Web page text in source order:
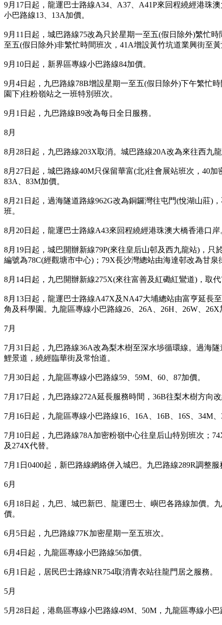
9月17日起，龍運巴士路線A34、A37、A41P來回程繞經港珠
小巴路線13、13A加價。
9月11日起，城巴路線75改為只於星期一至五(假日除外)繁忙
至五(假日除外)非繁忙時間班次，41A增設黃竹坑道業興街至
9月10日起，新界區專線小巴路線84加價。
9月4日起，九巴路線78B增設星期一至五(假日除外)下午繁忙
園下)往粉嶺站之一班特別班次。
9月1日起，九巴路線B9改為每日全日服務。
8月
8月28日起，九巴路線203X取消。城巴路線20A改為來往西九
8月27日起，城巴路線40M只保留華富(北)往會展站班次，40
83A、83M加價。
8月21日起，過海隧道路線962G改為銅鑼灣往屯門(悅湖山莊)
班。
8月20日起，龍運巴士路線A43來回程繞經港珠澳大橋香港口
8月19日起，城巴開辦新線79P(來往皇后山邨及西九龍站)，
編號為78C(經觀塘市中心)；79X長沙灣總站由海達邨改為甘
8月14日起，九巴開辦新線275X(來往富善及紅磡紅鸞道)，取
8月13日起，龍運巴士路線A47X及NA47大埔總站由富亨延長
角及科學園。九龍區專線小巴路線26、26A、26H、26W、26X
7月
7月31日起，九巴路線36A改為梨木樹至深水埗循環線。過海
鯉景道，繞經臨華街及常怡道。
7月30日起，九龍區專線小巴路線59、59M、60、87加價。
7月17日起，九巴路線272A延長服務時間 ，36B往梨木樹方向
7月16日起，九龍區專線小巴路線16、16A、16B、16S、34M
7月10日起，九巴路線78A加密粉嶺中心往皇后山特別班次；
及274X代替。
7月1日0400起，新巴路線網絡併入城巴。九巴路線289R調整
6月
6月18日起，九巴、城巴新巴、龍運巴士、嶼巴各路線加價。
價。
6月5日起，九巴路線77K加密星期一至五班次。
6月4日起，九龍區專線小巴路線56加價。
6月1日起，居民巴士路線NR754取消青衣站往龍門居之服務。
5月
5月28日起，港島區專線小巴路線49M、50M，九龍區專線小